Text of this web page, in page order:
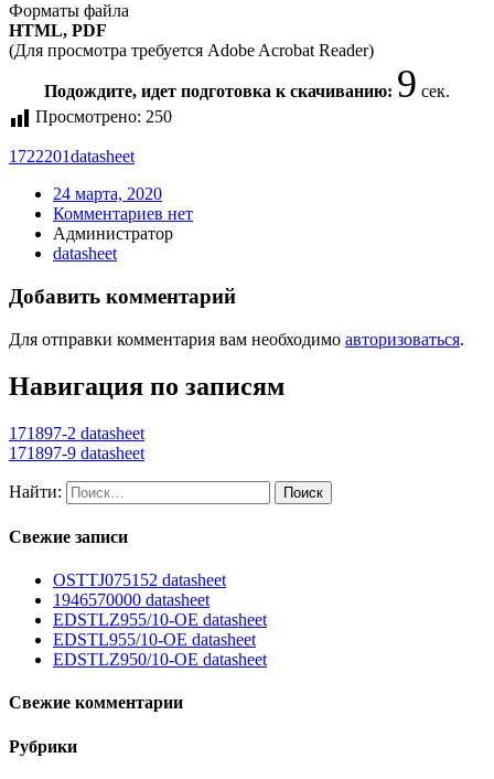
Форматы файла
HTML, PDF
(Для просмотра требуется Adobe Acrobat Reader)
Подождите, идет подготовка к скачиванию: 9 сек.
Просмотрено: 250
1722201datasheet
24 марта, 2020
Комментариев нет
Администратор
datasheet
Добавить комментарий
Для отправки комментария вам необходимо авторизоваться.
Навигация по записям
171897-2 datasheet
171897-9 datasheet
Найти:
Свежие записи
OSTTJ075152 datasheet
1946570000 datasheet
EDSTLZ955/10-OE datasheet
EDSTL955/10-OE datasheet
EDSTLZ950/10-OE datasheet
Свежие комментарии
Рубрики